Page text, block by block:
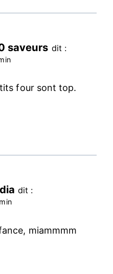
saveurs dit :
four sont top.
dit :
miammmm